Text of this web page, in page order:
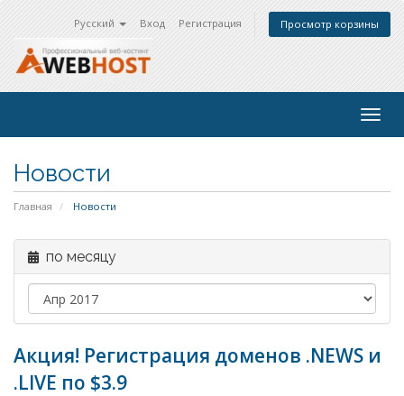
Русский Вход Регистрация Просмотр корзины
Новости
Главная Новости
по месяцу
Акция! Регистрация доменов .NEWS и
.LIVE по $3.9